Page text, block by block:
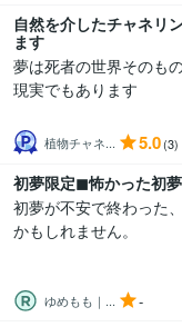
自然を介したチャネリ
ます
夢は死者の世界そのも
現実でもあります
植物チャネ... 5.0(3)
初夢限定◼︎怖かった初
初夢が不安で終わった
かもしれません。
ゆめもも｜... -